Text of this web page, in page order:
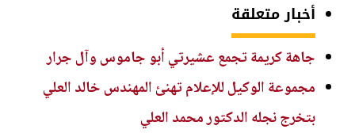
أخبار متعلقة
جاهة كريمة تجمع عشيرتي أبو جاموس وآل جرار
مجموعة الوكيل للإعلام تهنئ المهندس خالد العلي
بتخرج نجله الدكتور محمد العلي